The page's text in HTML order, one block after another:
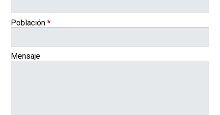
Población *
Mensaje